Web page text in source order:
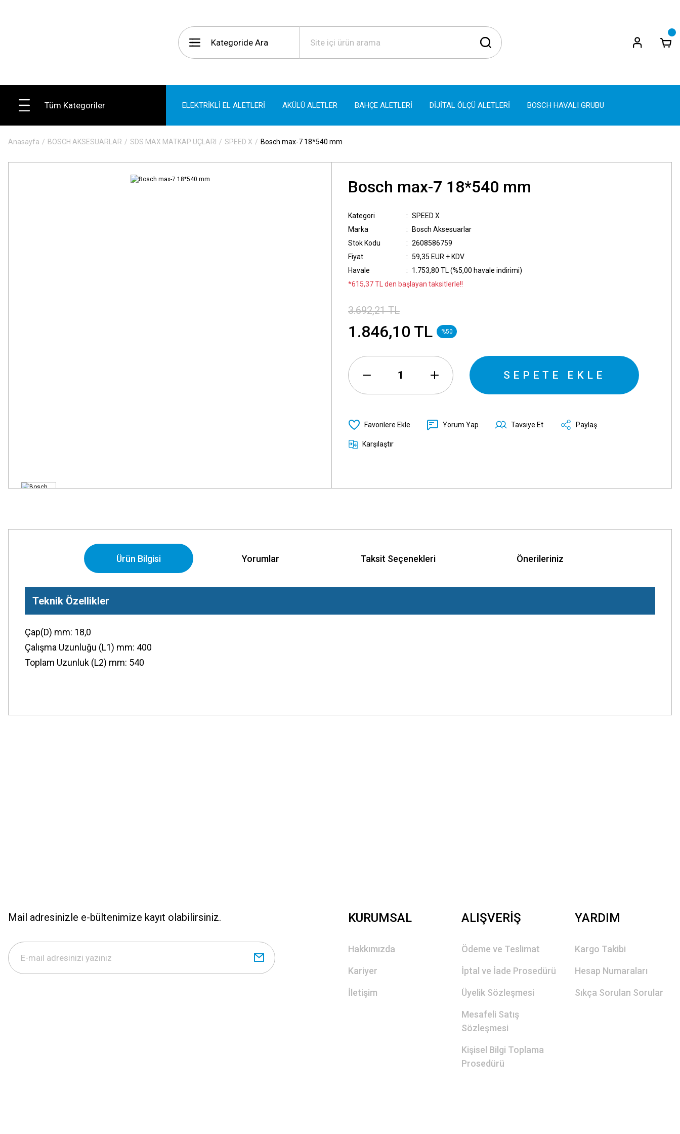
Tüm Kategoriler ELEKTRİKLİ EL ALETLERİ AKÜLÜ ALETLER BAHÇE ALETLERİ DİJİTAL ÖLÇÜ ALETLERİ BOSCH HAVALI GRUBU
Anasayfa BOSCH AKSESUARLAR SDS MAX MATKAP UÇLARI SPEED X Bosch max-7 18*540 mm
Bosch max-7 18*540 mm
Kategori
SPEED X
Marka
Bosch Aksesuarlar
Stok Kodu
2608586759
Fiyat
59,35 EUR + KDV
Havale
1.753,80 TL (%5,00 havale indirimi)
*615,37 TL den başlayan taksitlerle!!
3.692,21 TL
1.846,10 TL %50
SEPETE EKLE
Yorum Yap Tavsiye Et Paylaş
Karşılaştır
Ürün Bilgisi Yorumlar Taksit Seçenekleri Önerileriniz
Teknik Özellikler
Çap(D) mm: 18,0
Çalışma Uzunluğu (L1) mm: 400
Toplam Uzunluk (L2) mm: 540
Görüş ve önerileriniz için teşekkür ederiz.
Mail adresinizle e-bültenimize kayıt olabilirsiniz. KURUMSAL
Hakkımızda
Kariyer
İletişim
ALIŞVERİŞ
Ödeme ve Teslimat
İptal ve İade Prosedürü
Üyelik Sözleşmesi
Mesafeli Satış
Sözleşmesi
Kişisel Bilgi Toplama
Prosedürü
YARDIM
Kargo Takibi
Hesap Numaraları
Sıkça Sorulan Sorular